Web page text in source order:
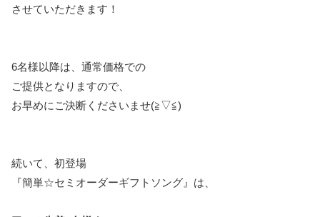
させていただきます！
6名様以降は、通常価格での
ご提供となりますので、
お早めにご決断くださいませ(≧▽≦)
続いて、初登場
『簡単☆セミオーダーギフトソング』は、